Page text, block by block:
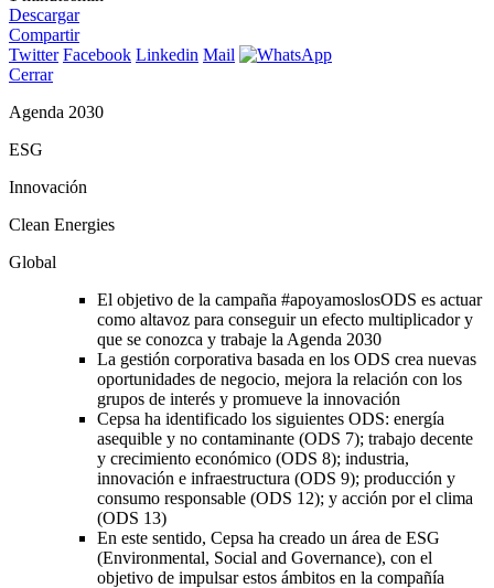
Descargar
Compartir
Twitter Facebook Linkedin Mail
Cerrar
Agenda 2030
ESG
Innovación
Clean Energies
Global
El objetivo de la campaña #apoyamoslosODS es actuar
como altavoz para conseguir un efecto multiplicador y
que se conozca y trabaje la Agenda 2030
La gestión corporativa basada en los ODS crea nuevas
oportunidades de negocio, mejora la relación con los
grupos de interés y promueve la innovación
Cepsa ha identificado los siguientes ODS: energía
asequible y no contaminante (ODS 7); trabajo decente
y crecimiento económico (ODS 8); industria,
innovación e infraestructura (ODS 9); producción y
consumo responsable (ODS 12); y acción por el clima
(ODS 13)
En este sentido, Cepsa ha creado un área de ESG
(Environmental, Social and Governance), con el
objetivo de impulsar estos ámbitos en la compañía